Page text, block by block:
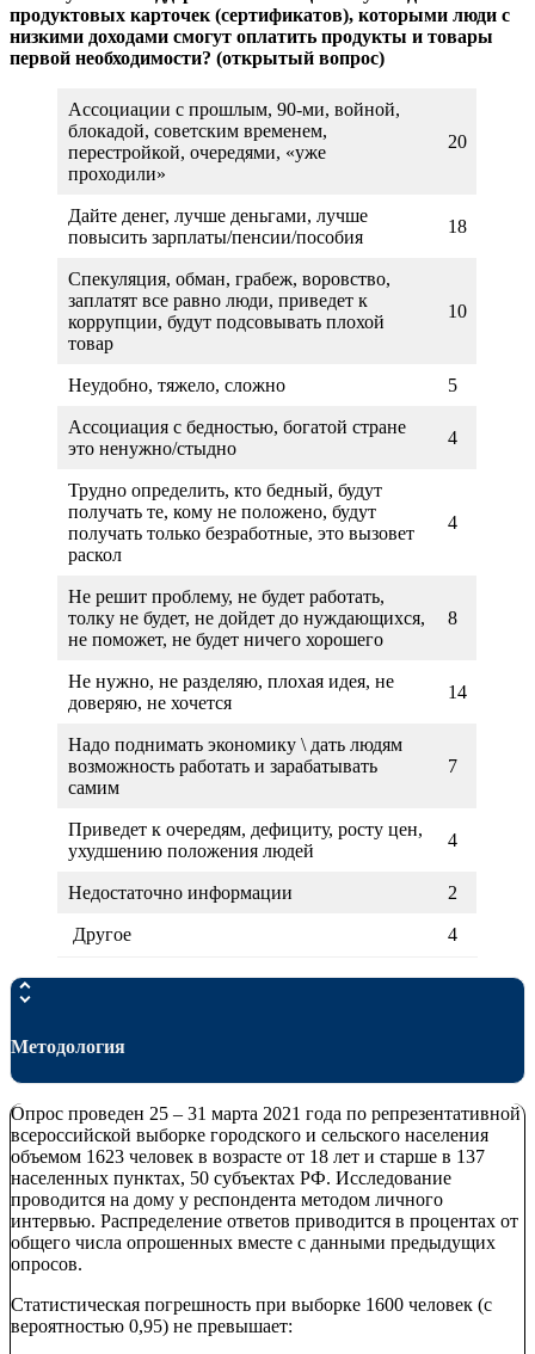
продуктовых карточек (сертификатов), которыми люди с
низкими доходами смогут оплатить продукты и товары
первой необходимости? (открытый вопрос)
Ассоциации с прошлым, 90-ми, войной,
блокадой, советским временем,
перестройкой, очередями, «уже
проходили»
20
Дайте денег, лучше деньгами, лучше
повысить зарплаты/пенсии/пособия
18
Спекуляция, обман, грабеж, воровство,
заплатят все равно люди, приведет к
коррупции, будут подсовывать плохой
товар
10
Неудобно, тяжело, сложно 5
Ассоциация с бедностью, богатой стране
это ненужно/стыдно
4
Трудно определить, кто бедный, будут
получать те, кому не положено, будут
получать только безработные, это вызовет
раскол
4
Не решит проблему, не будет работать,
толку не будет, не дойдет до нуждающихся,
не поможет, не будет ничего хорошего
8
Не нужно, не разделяю, плохая идея, не
доверяю, не хочется
14
Надо поднимать экономику \ дать людям
возможность работать и зарабатывать
самим
7
Приведет к очередям, дефициту, росту цен,
ухудшению положения людей
4
Недостаточно информации 2
Другое 4
Методология
Опрос проведен 25 – 31 марта 2021 года по репрезентативной
всероссийской выборке городского и сельского населения
объемом 1623 человек в возрасте от 18 лет и старше в 137
населенных пунктах, 50 субъектах РФ. Исследование
проводится на дому у респондента методом личного
интервью. Распределение ответов приводится в процентах от
общего числа опрошенных вместе с данными предыдущих
опросов.
Статистическая погрешность при выборке 1600 человек (с
вероятностью 0,95) не превышает: